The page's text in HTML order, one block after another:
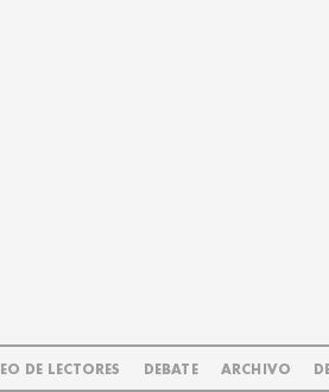
DE LECTORES DEBATE ARCHIVO